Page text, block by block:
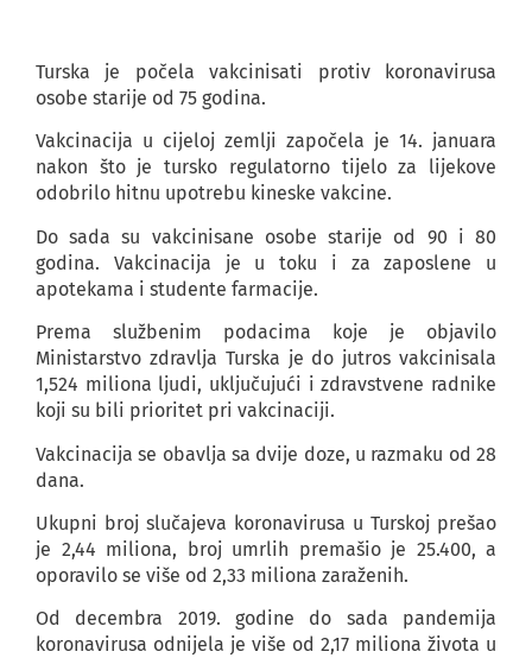
Turska je počela vakcinisati protiv koronavirusa
osobe starije od 75 godina.
Vakcinacija u cijeloj zemlji započela je 14. januara
nakon što je tursko regulatorno tijelo za lijekove
odobrilo hitnu upotrebu kineske vakcine.
Do sada su vakcinisane osobe starije od 90 i 80
godina. Vakcinacija je u toku i za zaposlene u
apotekama i studente farmacije.
Prema službenim podacima koje je objavilo
Ministarstvo zdravlja Turska je do jutros vakcinisala
1,524 miliona ljudi, uključujući i zdravstvene radnike
koji su bili prioritet pri vakcinaciji.
Vakcinacija se obavlja sa dvije doze, u razmaku od 28
dana.
Ukupni broj slučajeva koronavirusa u Turskoj prešao
je 2,44 miliona, broj umrlih premašio je 25.400, a
oporavilo se više od 2,33 miliona zaraženih.
Od decembra 2019. godine do sada pandemija
koronavirusa odnijela je više od 2,17 miliona života u